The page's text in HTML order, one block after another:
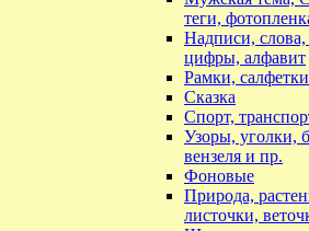
теги,
Надписи,
цифры, алфавит
Рамки, салфетки
Сказка
Спорт,
Узоры, уголки,
вензеля и пр.
Фоновые
Природа,
листочки,